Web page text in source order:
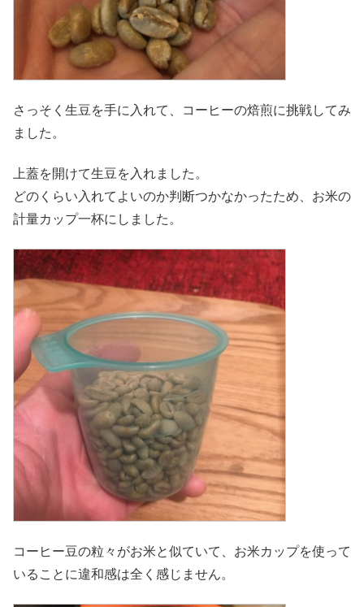
さっそく生豆を手に入れて、コーヒーの焙煎に挑戦してみ
ました。
上蓋を開けて生豆を入れました。
どのくらい入れてよいのか判断つかなかったため、お米の
計量カップ一杯にしました。
コーヒー豆の粒々がお米と似ていて、お米カップを使って
いることに違和感は全く感じません。